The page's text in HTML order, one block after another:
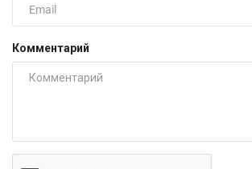
Комментарий